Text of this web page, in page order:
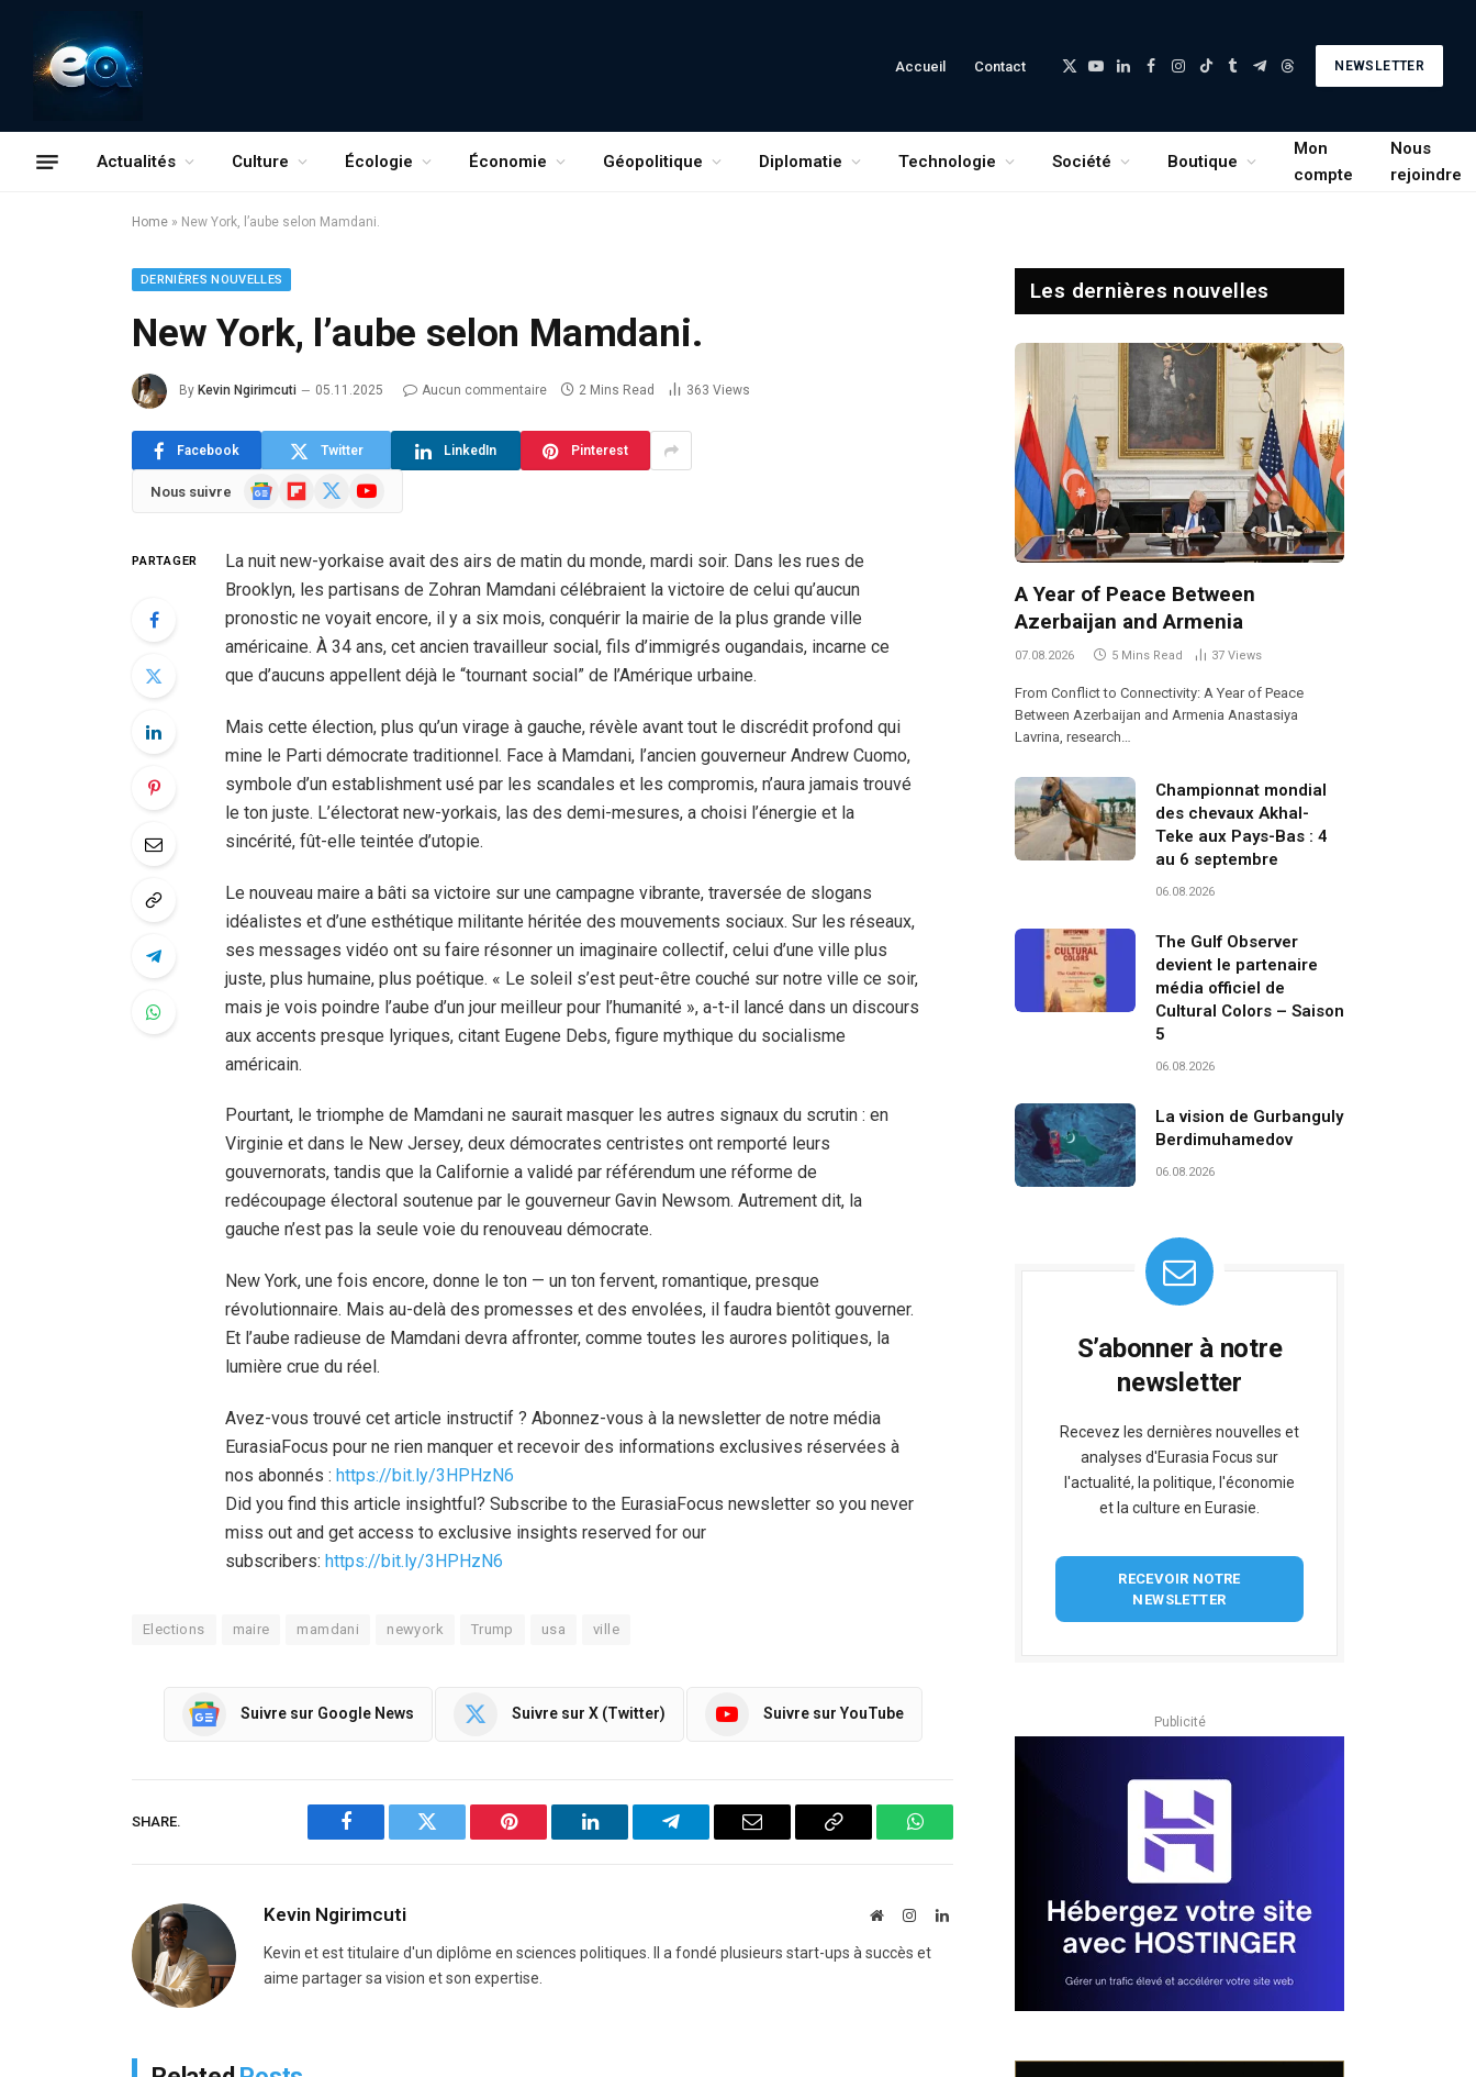
Accueil Contact
X
YouTube
LinkedInFacebook
Instagram
TikTokTumblrTelegramThreads
NEWSLETTER
Actualités Culture Écologie Économie Géopolitique Diplomatie Technologie Société Boutique
Mon
compte
Nous
rejoindre
Home » New York, l’aube selon Mamdani.
DERNIÈRES NOUVELLES
New York, l’aube selon Mamdani.
By Kevin Ngirimcuti 05.11.2025 Aucun commentaire 2 Mins Read 363 Views
Facebook Twitter LinkedIn Pinterest
Nous suivre
GoogleFlipboard YouTube
PARTAGER
La nuit new-yorkaise avait des airs de matin du monde, mardi soir. Dans les rues de
Brooklyn, les partisans de Zohran Mamdani célébraient la victoire de celui qu’aucun
pronostic ne voyait encore, il y a six mois, conquérir la mairie de la plus grande ville
américaine. À 34 ans, cet ancien travailleur social, fils d’immigrés ougandais, incarne ce
que d’aucuns appellent déjà le “tournant social” de l’Amérique urbaine.
Mais cette élection, plus qu’un virage à gauche, révèle avant tout le discrédit profond qui
mine le Parti démocrate traditionnel. Face à Mamdani, l’ancien gouverneur Andrew Cuomo,
symbole d’un establishment usé par les scandales et les compromis, n’aura jamais trouvé
le ton juste. L’électorat new-yorkais, las des demi-mesures, a choisi l’énergie et la
sincérité, fût-elle teintée d’utopie.
Le nouveau maire a bâti sa victoire sur une campagne vibrante, traversée de slogans
idéalistes et d’une esthétique militante héritée des mouvements sociaux. Sur les réseaux,
ses messages vidéo ont su faire résonner un imaginaire collectif, celui d’une ville plus
juste, plus humaine, plus poétique. « Le soleil s’est peut-être couché sur notre ville ce soir,
mais je vois poindre l’aube d’un jour meilleur pour l’humanité », a-t-il lancé dans un discours
aux accents presque lyriques, citant Eugene Debs, figure mythique du socialisme
américain.
Pourtant, le triomphe de Mamdani ne saurait masquer les autres signaux du scrutin : en
Virginie et dans le New Jersey, deux démocrates centristes ont remporté leurs
gouvernorats, tandis que la Californie a validé par référendum une réforme de
redécoupage électoral soutenue par le gouverneur Gavin Newsom. Autrement dit, la
gauche n’est pas la seule voie du renouveau démocrate.
New York, une fois encore, donne le ton — un ton fervent, romantique, presque
révolutionnaire. Mais au-delà des promesses et des envolées, il faudra bientôt gouverner.
Et l’aube radieuse de Mamdani devra affronter, comme toutes les aurores politiques, la
lumière crue du réel.
Avez-vous trouvé cet article instructif ? Abonnez-vous à la newsletter de notre média
EurasiaFocus pour ne rien manquer et recevoir des informations exclusives réservées à
nos abonnés : https://bit.ly/3HPHzN6
Did you find this article insightful? Subscribe to the EurasiaFocus newsletter so you never
miss out and get access to exclusive insights reserved for our
subscribers: https://bit.ly/3HPHzN6
Elections maire mamdani newyork Trump usa ville
Suivre sur Google News Suivre sur X (Twitter) Suivre sur YouTube
SHARE.
Facebook Twitter Pinterest LinkedIn Telegram Email
Copy
WhatsApp
Kevin Ngirimcuti WebsiteInstagramLinkedIn
Kevin et est titulaire d'un diplôme en sciences politiques. Il a fondé plusieurs start-ups à succès et
aime partager sa vision et son expertise.
Les dernières nouvelles
A Year of Peace Between
Azerbaijan and Armenia
07.08.2026 5 Mins Read 37 Views
From Conflict to Connectivity: A Year of Peace
Between Azerbaijan and Armenia Anastasiya
Lavrina, research…
Championnat mondial
des chevaux Akhal-
Teke aux Pays-Bas : 4
au 6 septembre
06.08.2026
The Gulf Observer
devient le partenaire
média officiel de
Cultural Colors – Saison
5
06.08.2026
La vision de Gurbanguly
Berdimuhamedov
06.08.2026
S’abonner à notre
newsletter
Recevez les dernières nouvelles et
analyses d'Eurasia Focus sur
l'actualité, la politique, l'économie
et la culture en Eurasie.
RECEVOIR NOTRE
NEWSLETTER
Publicité